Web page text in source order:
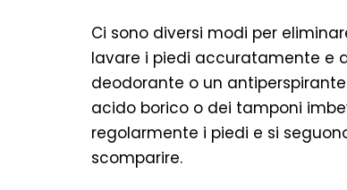
Ci sono diversi modi per
lavare i piedi accuratamente e
deodorante o un
acido borico o dei tamponi
regolarmente i piedi e si
scomparire.